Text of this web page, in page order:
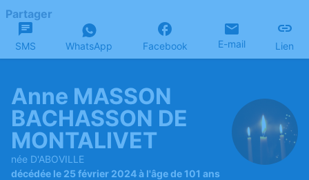
Partager
SMS WhatsApp Facebook E-mail Lien
Anne MASSON
BACHASSON DE
MONTALIVET
née D'ABOVILLE
décédée le 25 février 2024 à l'âge de 101 ans